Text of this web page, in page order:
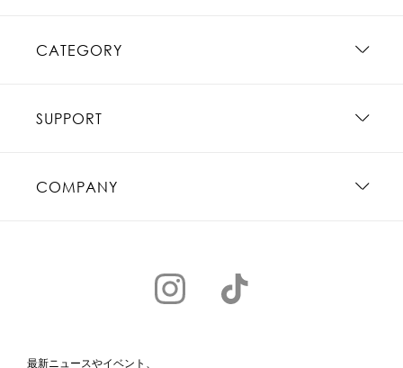
CATEGORY
SUPPORT
COMPANY
最新ニュースやイベント、